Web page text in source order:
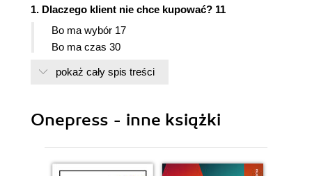
1. Dlaczego klient nie chce kupować? 11
Bo ma wybór 17
Bo ma czas 30
Bo nie widzi wartości 57
Bo nie piszesz prawdy o produkcie 64
Bo jest mu za dobrze 69
Bo Ci nie ufa (i ma rację) 79
Bo nie czuje wobec Ciebie żadnego zobowiązania
pokaż cały spis treści
Onepress - inne książki